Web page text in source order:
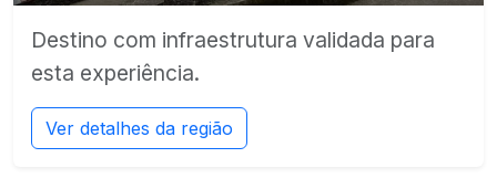
Destino com infraestrutura validada para
esta experiência.
Ver detalhes da região